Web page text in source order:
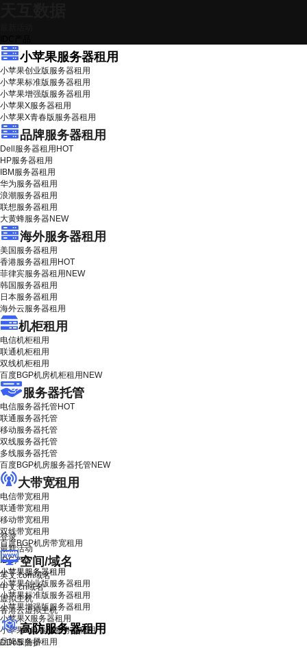
小苹果服务器租用
小苹果创业版服务器租用
小苹果标准版服务器租用
小苹果增强版服务器租用
小苹果X服务器租用
小苹果X青春版服务器租用
品牌服务器租用
Dell服务器租用 HOT
HP服务器租用
IBM服务器租用
华为服务器租用
浪潮服务器租用
联想服务器租用
大黄蜂服务器NEW
海外服务器租用
美国服务器租用
香港服务器租用 HOT
菲律宾服务器租用 NEW
韩国服务器租用
日本服务器租用
海外云服务器租用
机柜租用
电信机柜租用
联通机柜租用
双线机柜租用
百度BGP机房机柜租用 NEW
服务器托管
电信服务器托管HOT
联通服务器托管
移动服务器托管
双线服务器托管
多线服务器托管
百度BGP机房服务器托管NEW
大带宽租用
电信带宽租用
联通带宽租用
移动带宽租用
双线带宽租用
百度BGP机房带宽租用
空间/域名
英文.com域名
中文.cn域名
虚拟主机
香港云虚拟主机
高防服务器租用
DDoS 防护
登录
最新活动
IDC产品
小苹果服务器租用
小苹果创业版服务器租用
小苹果标准版服务器租用
小苹果增强版服务器租用
小苹果X服务器租用
小苹果X青春版服务器租用
品牌服务器租用